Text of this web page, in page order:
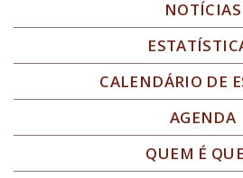
NOTÍCIAS
CALENDÁRIO DE
AGENDA
QUEM É